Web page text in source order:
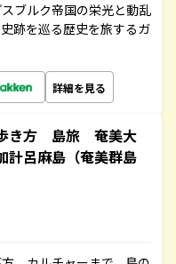
ブルク帝国の栄光と動乱
跡を巡る歴史を旅するガ
詳細を見る
き方 島旅 奄美大
呂麻島（奄美群島